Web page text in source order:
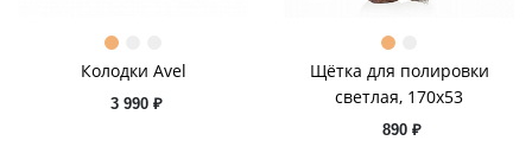
Колодки Avel
3 990 ₽
Щётка для полировки
светлая, 170х53
890 ₽